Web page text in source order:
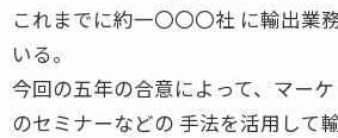
これまでに約一〇〇〇社 に輸出業
いる。
今回の五年の合意によって、マー
のセミナーなどの 手法を活用して